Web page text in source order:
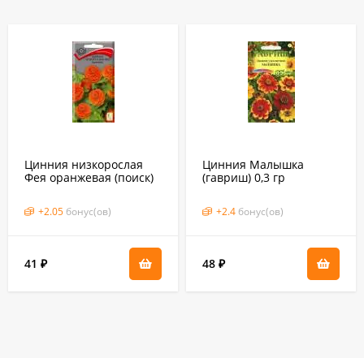
Цинния низкорослая
Фея оранжевая (поиск)
+2.05 бонус(ов)
41 ₽
Цинния Малышка
(гавриш) 0,3 гр
+2.4 бонус(ов)
48 ₽